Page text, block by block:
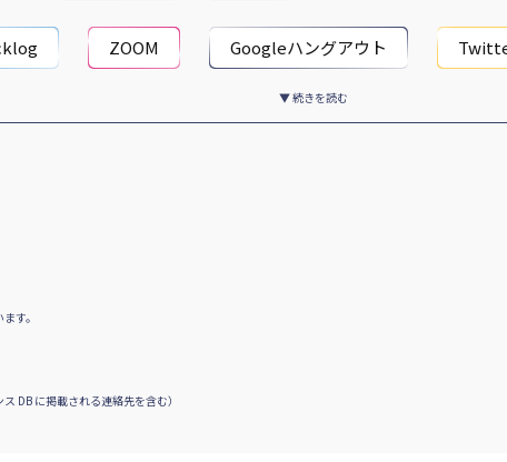
ZOOM Googleハングアウト
▼ 続きを読む
す。
DB に掲載される連絡先を含む）